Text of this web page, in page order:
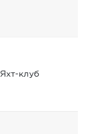
Яхт-клуб